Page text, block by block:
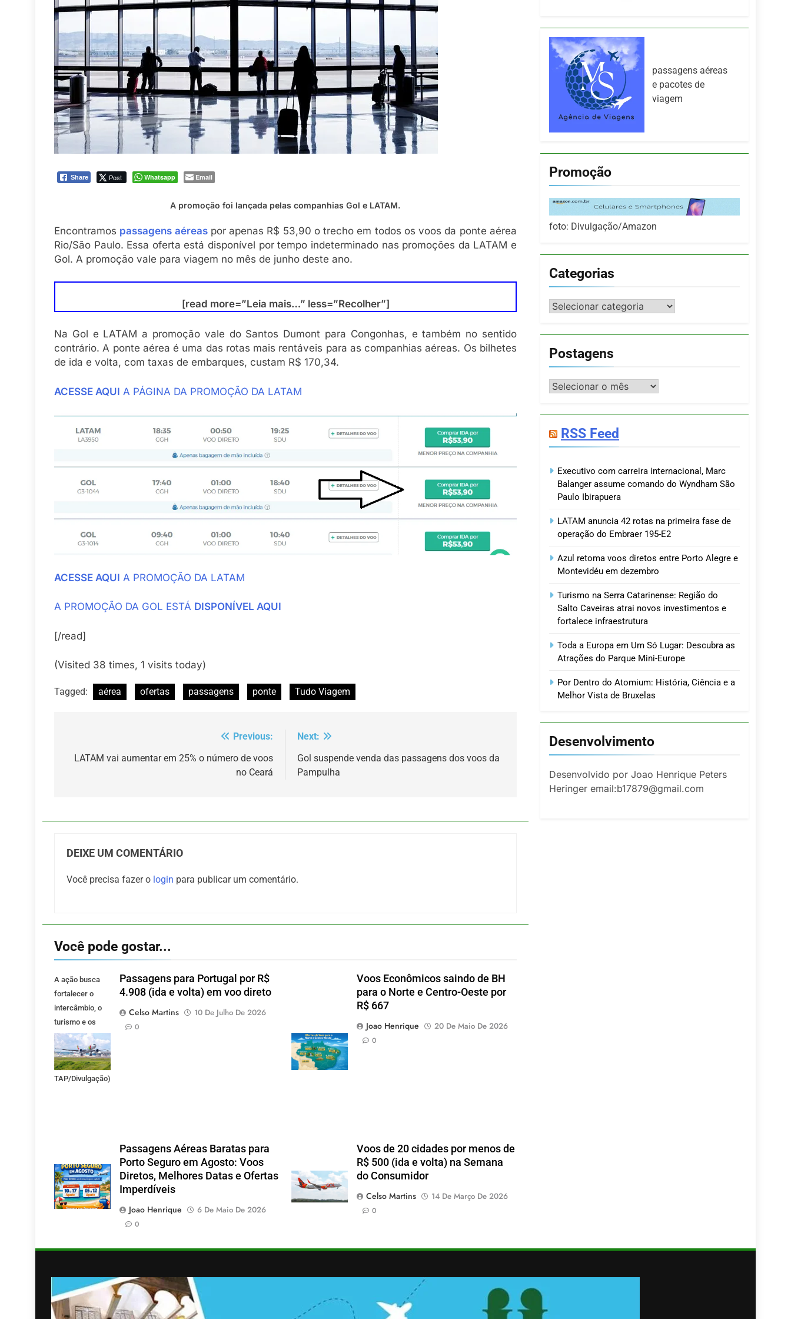
Share Post Whatsapp Email
A promoção foi lançada pelas companhias Gol e LATAM.
Encontramos passagens aéreaspor apenas R$ 53,90 o trecho em todos os voos da ponte aérea
Rio/São Paulo. Essa oferta está disponível por tempo indeterminado nas promoções da LATAM e
Gol. A promoção vale para viagem no mês de junho deste ano.
[read more=”Leia mais…” less=”Recolher”]
Na Gol e LATAM a promoção vale do Santos Dumont para Congonhas, e também no sentido
contrário. A ponte aérea é uma das rotas mais rentáveis para as companhias aéreas. Os bilhetes
de ida e volta, com taxas de embarques, custam R$ 170,34.
ACESSE AQUI A PÁGINA DA PROMOÇÃO DA LATAM
ACESSE AQUI A PROMOÇÃO DA LATAM
A PROMOÇÃO DA GOL ESTÁ DISPONÍVEL AQUI
[/read]
(Visited 38 times, 1 visits today)
Tagged: aérea ofertas passagens ponte Tudo Viagem
de
Previous:
LATAM vai aumentar em 25% o número de voos
no Ceará
Next:
Gol suspende venda das passagens dos voos da
Pampulha
DEIXE UM COMENTÁRIO
Você precisa fazer o login para publicar um comentário.
Você pode gostar...
A ação busca
fortalecer o
intercâmbio, o
turismo e os
investimentos
entre Brasil e
Portugal. (Foto:
TAP/Divulgação)
Passagens para Portugal por R$
4.908 (ida e volta) em voo direto
Celso Martins
10 De Julho De 2026
0
Voos Econômicos saindo de BH
para o Norte e Centro-Oeste por
R$ 667
Joao Henrique
20 De Maio De 2026
0
Passagens Aéreas Baratas para
Porto Seguro em Agosto: Voos
Diretos, Melhores Datas e Ofertas
Imperdíveis
Joao Henrique
6 De Maio De 2026
0
Voos de 20 cidades por menos de
R$ 500 (ida e volta) na Semana
do Consumidor
Celso Martins
14 De Março De 2026
0
passagens aéreas
e pacotes de
viagem
Promoção
foto: Divulgação/Amazon
Categorias
Categorias
Postagens
Postagens
RSS Feed
Executivo com carreira internacional, Marc
Balanger assume comando do Wyndham São
Paulo Ibirapuera
LATAM anuncia 42 rotas na primeira fase de
operação do Embraer 195-E2
Azul retoma voos diretos entre Porto Alegre e
Montevidéu em dezembro
Turismo na Serra Catarinense: Região do
Salto Caveiras atrai novos investimentos e
fortalece infraestrutura
Toda a Europa em Um Só Lugar: Descubra as
Atrações do Parque Mini-Europe
Por Dentro do Atomium: História, Ciência e a
Melhor Vista de Bruxelas
Desenvolvimento
Desenvolvido por Joao Henrique Peters
Heringer email:b17879@gmail.com